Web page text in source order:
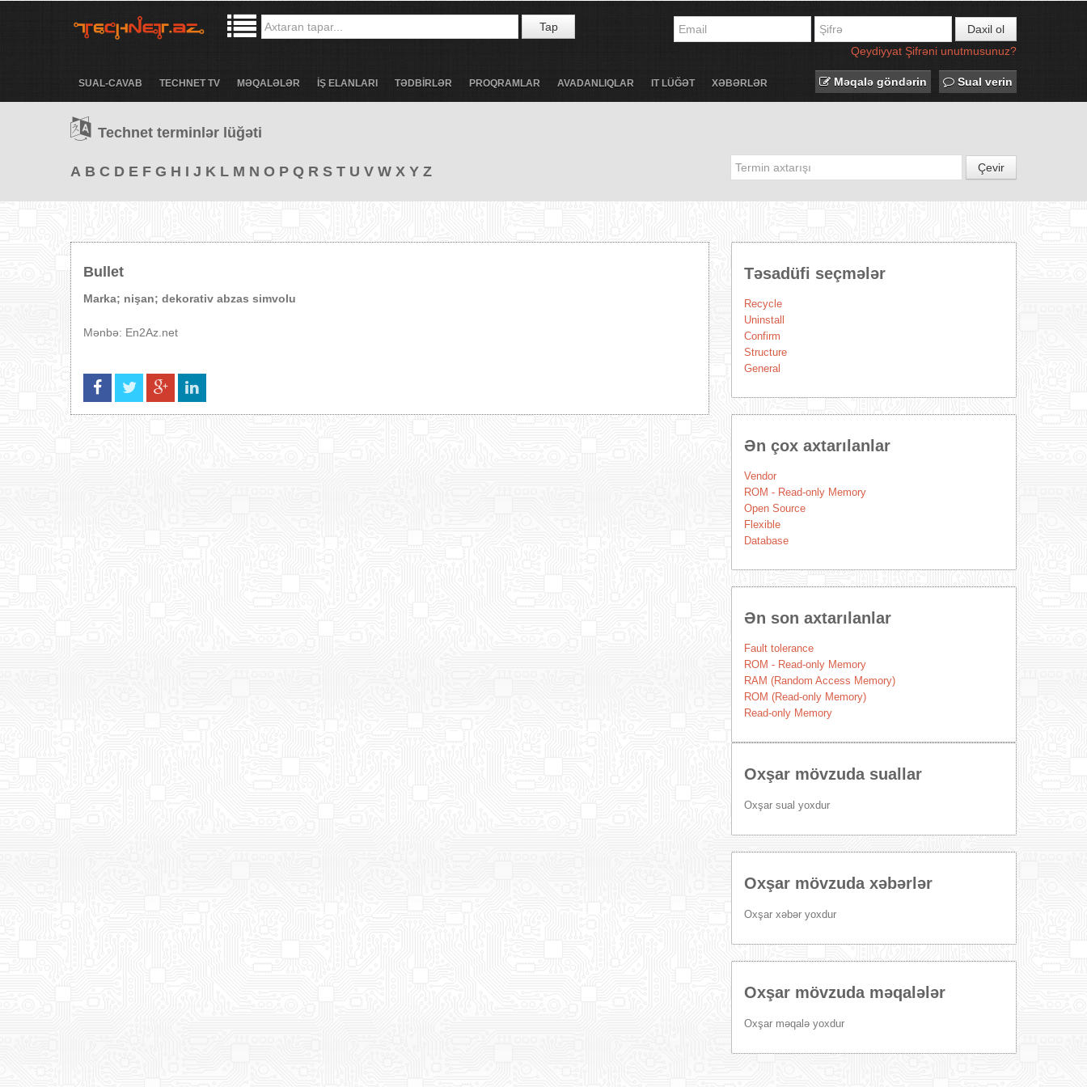
Tap
Daxil ol
Qeydiyyat Şifrəni unutmusunuz?
SUAL-CAVAB TECHNET TV MƏQALƏLƏR İŞ ELANLARI TƏDBİRLƏR PROQRAMLAR AVADANLIQLAR IT LÜĞƏT XƏBƏRLƏR Məqalə göndərin Sual verin
Technet terminlər lüğəti
A B C D E F G H I J K L M N O P Q R S T U V W X Y Z Çevir
Bullet
Marka; nişan; dekorativ abzas simvolu
Mənbə: En2Az.net
Təsadüfi seçmələr
Recycle
Uninstall
Confirm
Structure
General
Ən çox axtarılanlar
Vendor
ROM - Read-only Memory
Open Source
Flexible
Database
Ən son axtarılanlar
Fault tolerance
ROM - Read-only Memory
RAM (Random Access Memory)
ROM (Read-only Memory)
Read-only Memory
Oxşar mövzuda suallar
Oxşar sual yoxdur
Oxşar mövzuda xəbərlər
Oxşar xəbər yoxdur
Oxşar mövzuda məqalələr
Oxşar məqalə yoxdur